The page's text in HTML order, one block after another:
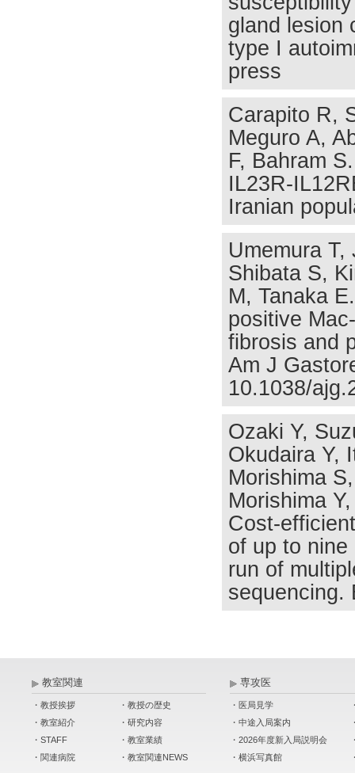
gland lesion
type I
press
Carapito R,
Meguro A,
F, Bahram
IL23R-
Iranian
Umemura
Shibata S,
M, Tanaka
positive
fibrosis and
Am J
10.1038/
Ozaki Y,
Okudaira Y,
Morishima
Morishima
Cost-
of up to
run of
sequencing.
教室関連
・教授挨拶
・教授の歴史
・教室紹介
・研究内容
・STAFF
・教室業績
・関連病院
・教室関連NEWS
専攻医
・医局見学
・中途入局案内
・2026年度新入局説明会
・横浜写真館